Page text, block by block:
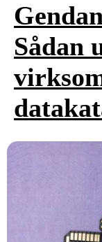
Sådan